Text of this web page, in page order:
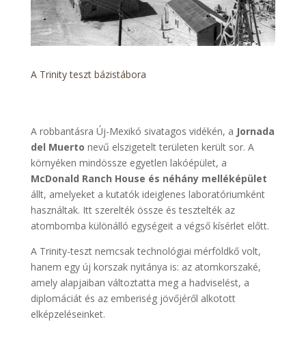
A Trinity teszt bázistábora
A robbantásra Új-Mexikó sivatagos vidékén, a Jornada
del Muerto nevű elszigetelt területen került sor. A
környéken mindössze egyetlen lakóépület, a
McDonald Ranch House és néhány melléképület
állt, amelyeket a kutatók ideiglenes laboratóriumként
használtak. Itt szerelték össze és tesztelték az
atombomba különálló egységeit a végső kísérlet előtt.
A Trinity-teszt nemcsak technológiai mérföldkő volt,
hanem egy új korszak nyitánya is: az atomkorszaké,
amely alapjaiban változtatta meg a hadviselést, a
diplomáciát és az emberiség jövőjéről alkotott
elképzeléseinket.